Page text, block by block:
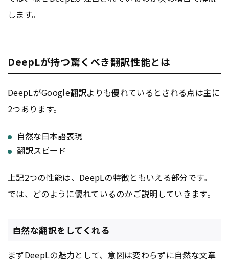
します。
DeepLが持つ驚くべき翻訳性能とは
DeepLがGoogle翻訳よりも優れているとされる点は主に
2つあります。
自然な日本語表現
翻訳スピード
上記2つの性能は、DeepLの特徴ともいえる部分です。
では、どのように優れているのかご説明していきます。
自然な翻訳をしてくれる
まずDeepLの魅力として、意図は変わらずに自然な文章